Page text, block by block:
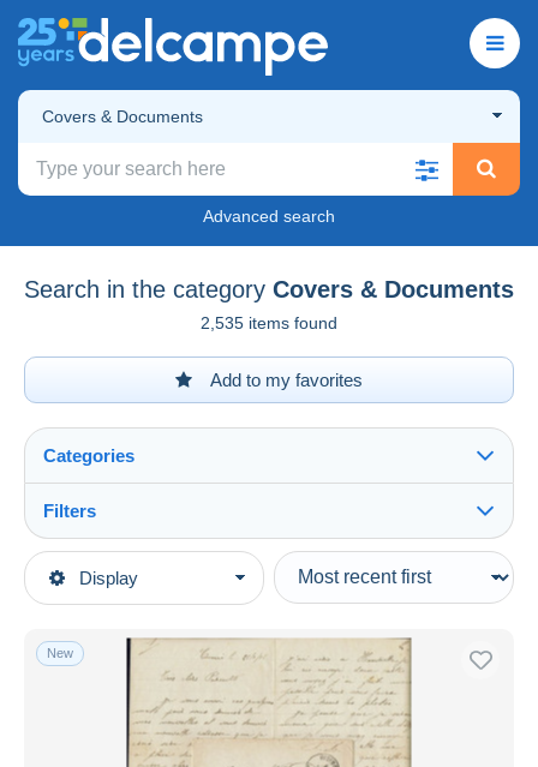
Covers & Documents
Advanced search
Search in the category Covers & Documents
2,535 items found
Add to my favorites
Display
Categories
Main categories
Europe
France (former colonies & protectorates)
Tunisia (1888-1955)
1888-1929
Filters
Type of sale
Ongoing
Fixed prices
Auction sales with bids
Auctions without bids
Auction houses
New